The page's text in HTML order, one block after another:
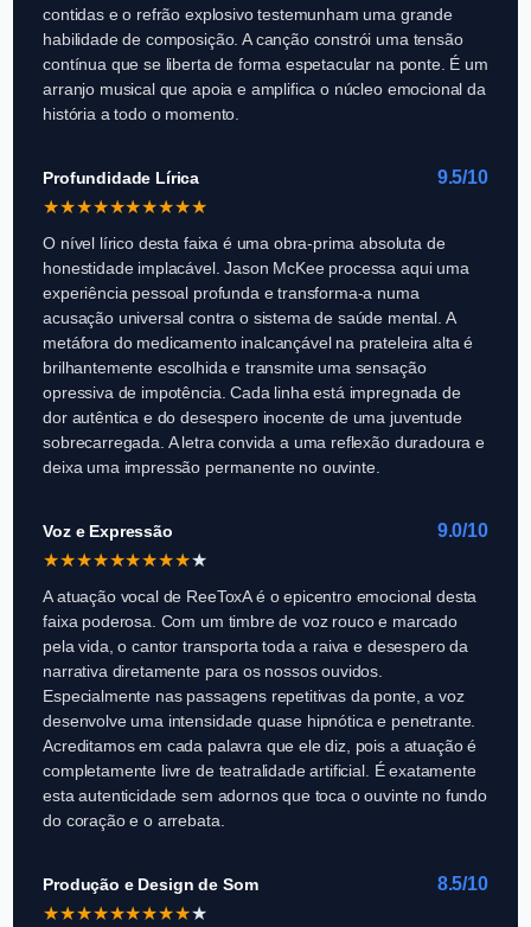
contidas e o refrão explosivo testemunham uma grande
habilidade de composição. A canção constrói uma tensão
contínua que se liberta de forma espetacular na ponte. É um
arranjo musical que apoia e amplifica o núcleo emocional da
história a todo o momento.
Profundidade Lírica
9.5/10
★★★★★★★★★★
O nível lírico desta faixa é uma obra-prima absoluta de
honestidade implacável. Jason McKee processa aqui uma
experiência pessoal profunda e transforma-a numa
acusação universal contra o sistema de saúde mental. A
metáfora do medicamento inalcançável na prateleira alta é
brilhantemente escolhida e transmite uma sensação
opressiva de impotência. Cada linha está impregnada de
dor autêntica e do desespero inocente de uma juventude
sobrecarregada. A letra convida a uma reflexão duradoura e
deixa uma impressão permanente no ouvinte.
Voz e Expressão
9.0/10
★★★★★★★★★★
A atuação vocal de ReeToxA é o epicentro emocional desta
faixa poderosa. Com um timbre de voz rouco e marcado
pela vida, o cantor transporta toda a raiva e desespero da
narrativa diretamente para os nossos ouvidos.
Especialmente nas passagens repetitivas da ponte, a voz
desenvolve uma intensidade quase hipnótica e penetrante.
Acreditamos em cada palavra que ele diz, pois a atuação é
completamente livre de teatralidade artificial. É exatamente
esta autenticidade sem adornos que toca o ouvinte no fundo
do coração e o arrebata.
Produção e Design de Som
8.5/10
★★★★★★★★★★